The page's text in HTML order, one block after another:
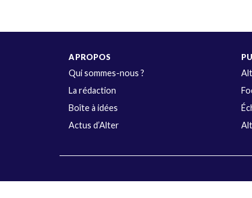
A PROPOS
Qui sommes-nous ?
La rédaction
Boîte à idées
Actus d’Alter